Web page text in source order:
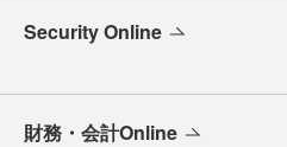
Security Online
財務・会計Online